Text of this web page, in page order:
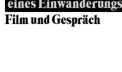
eines
Film und Gespräch